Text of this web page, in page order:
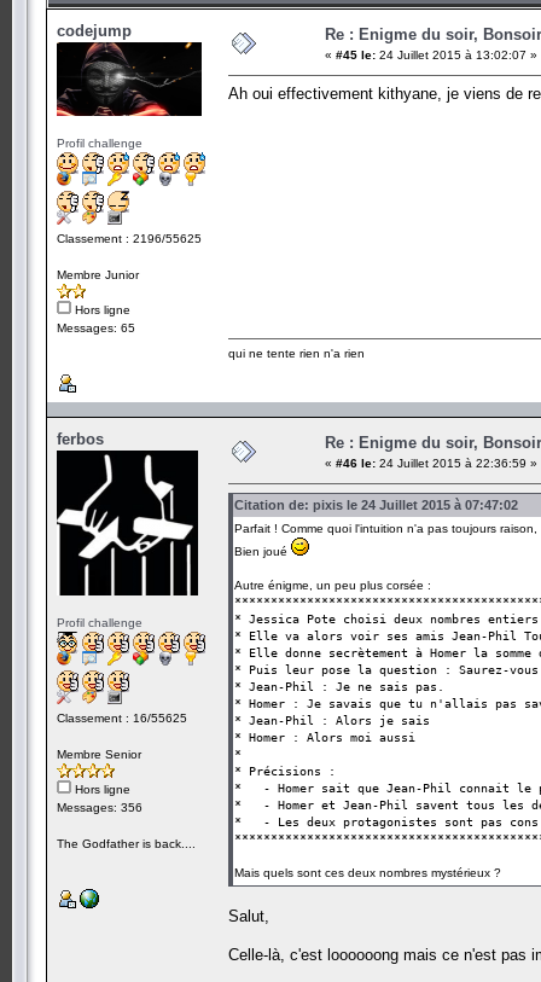
codejump
Profil challenge
Classement : 2196/55625
Membre Junior
Hors ligne
Messages: 65
Re : Enigme du soir,
« #45 le: 24 Juillet 2015 à 13:02:07 »
Ah oui effectivement kithyane, je viens de
qui ne tente rien n'a rien
ferbos
Profil challenge
Classement : 16/55625
Membre Senior
Hors ligne
Messages: 356
The Godfather is back....
Re : Enigme du soir,
« #46 le: 24 Juillet 2015 à 22:36:59 »
Citation de: pixis le 24 Juillet 2015 à 07:47:02
Parfait ! Comme quoi l'intuition n'a pas toujours
Bien joué
Autre énigme, un peu plus corsée :
* Jessica Pote choisi
* Elle va alors voir ses
* Elle donne secrètement à Homer la
* Puis leur pose la question
* Jean-
* Homer : Je
* Jean-
* Homer :
*
*
* - Homer sait que
* - Homer et Jean-Phil savent tous
* - Les deux
Mais quels sont ces deux nombres mystérieux ?
Salut,
Celle-là, c'est loooooong mais ce n'est pas